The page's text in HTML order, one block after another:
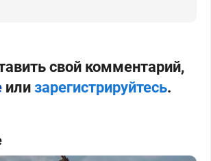
свой комментарий,
или зарегистрируйтесь.